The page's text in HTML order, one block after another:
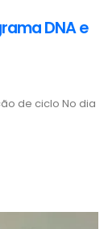
DNA e
de ciclo No dia